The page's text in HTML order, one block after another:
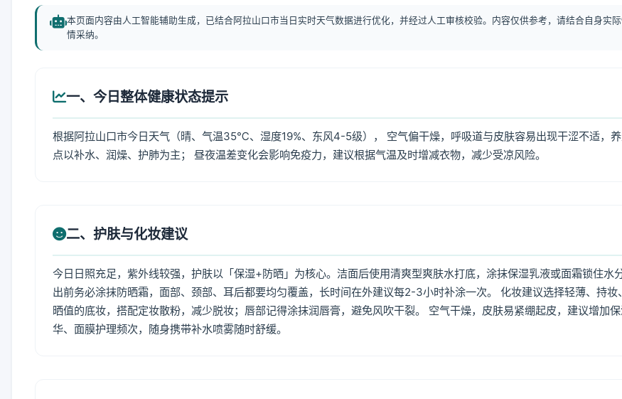
本页面内容由人工智能辅助生成，已结合阿拉山口市当日实时天气数据进行优化，并经过人工审核校验。内容仅供参考，请结合自身实
情采纳。
一、今日整体健康状态提示
根据阿拉山口市今日天气（晴、气温35℃、湿度19%、东风4-5级）， 空气偏干燥，呼吸道与皮肤容易出现干涩不适，
点以补水、润燥、护肺为主； 昼夜温差变化会影响免疫力，建议根据气温及时增减衣物，减少受凉风险。
二、护肤与化妆建议
今日日照充足，紫外线较强，护肤以「保湿+防晒」为核心。洁面后使用清爽型爽肤水打底，涂抹保湿乳液或面霜锁住水
出前务必涂抹防晒霜，面部、颈部、耳后都要均匀覆盖，长时间在外建议每2-3小时补涂一次。 化妆建议选择轻薄、持妆
晒值的底妆，搭配定妆散粉，减少脱妆；唇部记得涂抹润唇膏，避免风吹干裂。 空气干燥，皮肤易紧绷起皮，建议增加
华、面膜护理频次，随身携带补水喷雾随时舒缓。